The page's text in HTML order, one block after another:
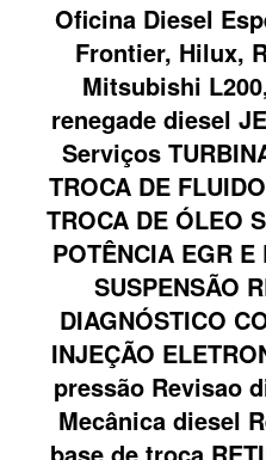
Oficina Diesel
Frontier, Hilux,
Mitsubishi
renegade diesel
Serviços
TROCA DE
TROCA DE ÓLEO
POTÊNCIA EGR
SUSPENSÃO
DIAGNÓSTICO
INJEÇÃO
pressão Revisao
Mecânica diesel